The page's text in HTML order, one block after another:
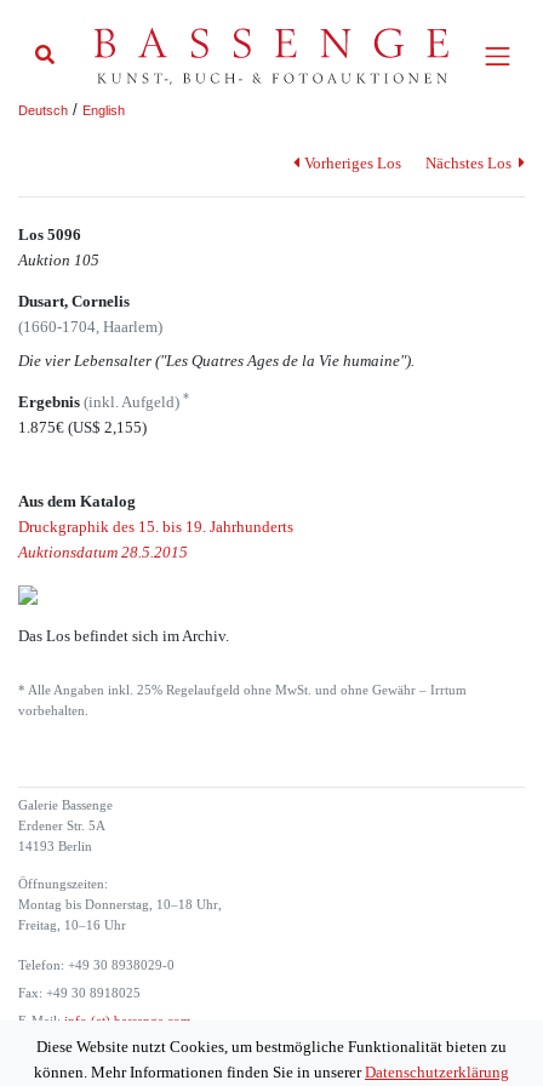
Deutsch / English
Vorheriges Los Nächstes Los
Los 5096
Auktion 105
Dusart, Cornelis
(1660-1704, Haarlem)
Die vier Lebensalter ("Les Quatres Ages de la Vie humaine").
Ergebnis (inkl. Aufgeld) *
1.875€ (US$ 2,155)
Aus dem Katalog
Druckgraphik des 15. bis 19. Jahrhunderts
Auktionsdatum 28.5.2015
Das Los befindet sich im Archiv.
* Alle Angaben inkl. 25% Regelaufgeld ohne MwSt. und ohne Gewähr – Irrtum
vorbehalten.
Galerie Bassenge
Erdener Str. 5A
14193 Berlin
Öffnungszeiten:
Montag bis Donnerstag, 10–18 Uhr,
Freitag, 10–16 Uhr
Telefon: +49 30 8938029-0
Fax: +49 30 8918025
E-Mail: info (at) bassenge.com
Diese Website nutzt Cookies, um bestmögliche Funktionalität bieten zu
können. Mehr Informationen finden Sie in unsererDatenschutzerklärung